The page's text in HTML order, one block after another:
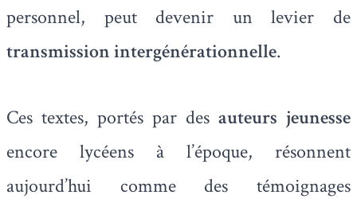
personnel, peut devenir un levier de
transmission intergénérationnelle.
Ces textes, portés par des auteurs jeunesse
encore lycéens à l’époque, résonnent
aujourd’hui comme des témoignages